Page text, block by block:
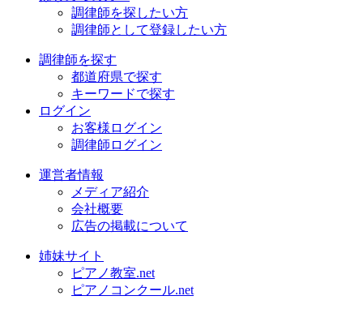
調律師を探したい方
調律師として登録したい方
調律師を探す
都道府県で探す
キーワードで探す
ログイン
お客様ログイン
調律師ログイン
運営者情報
メディア紹介
会社概要
広告の掲載について
姉妹サイト
ピアノ教室.net
ピアノコンクール.net